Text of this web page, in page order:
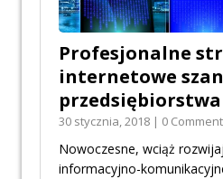
Profesjonalne
internetowe
przedsiębiorstwa
30 stycznia, 2018 | 0
Nowoczesne, wciąż
informacyjno-